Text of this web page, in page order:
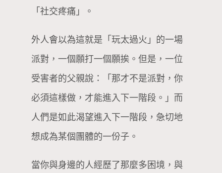
「社交疼痛」。
外人會以為這就是「玩太過火」的一場
派對，一個願打一個願挨。但是，一位
受害者的父親說：「那才不是派對，你
必須這樣做，才能進入下一階段。」而
人們是如此渴望進入下一階段，急切地
想成為某個團體的一份子。
當你與身邊的人經歷了那麼多困境，與